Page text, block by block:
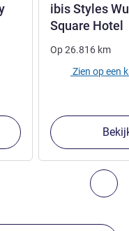
in de buurt
in de buurt 1
ibis Styles
Square Hotel
Op26.816 km
Zien op een